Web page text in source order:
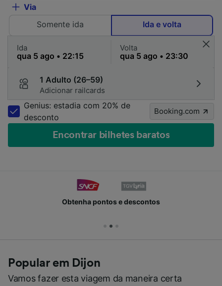
Via
Somente ida
Ida e volta
Ida Volta
1 Adulto (26–59)
Adicionar railcards
Genius: estadia com 20% de
desconto
Booking.com
Encontrar bilhetes baratos
Obtenha pontos e descontos
Popular em Dijon
Vamos fazer esta viagem da maneira certa